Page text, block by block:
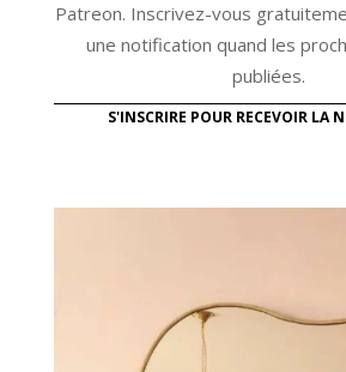
Patreon. Inscrivez-vous
une notification quand les
publiées.
S'INSCRIRE POUR RECEVOIR LA